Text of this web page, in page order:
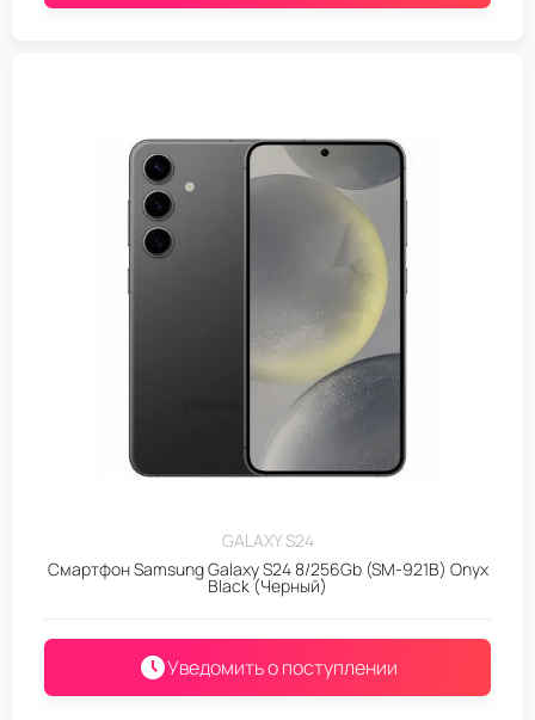
GALAXY S24
Смартфон Samsung Galaxy S24 8/256Gb (SM-921B) Onyx
Black (Черный)
Уведомить о поступлении